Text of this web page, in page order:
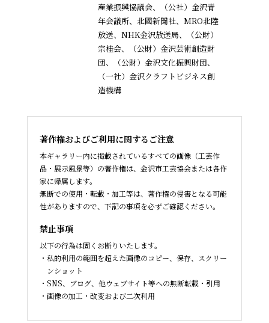
産業振興協議会、
（公社）金沢青
年会議所、北國新聞社、MRO北陸
放送、NHK金沢放送局、（公財）
宗桂会、
（公財）金沢芸術創造財
団、（公財）金沢文化振興財団、
（一社）金沢クラフトビジネス創
造機構
著作権およびご利用に関するご注意
本ギャラリー内に掲載されているすべての画像（工芸作
品・展示風景等）の著作権は、金沢市工芸協会または各作
家に帰属します。
無断での使用・転載・加工等は、著作権の侵害となる可能
性がありますので、下記の事項を必ずご確認ください。
禁止事項
以下の行為は固くお断りいたします。
私的利用の範囲を超えた画像のコピー、保存、スクリー
ンショット
SNS、ブログ、他ウェブサイト等への無断転載・引用
画像の加工・改変および二次利用